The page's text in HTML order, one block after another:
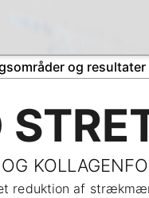
og resultater
OG
reduktion af